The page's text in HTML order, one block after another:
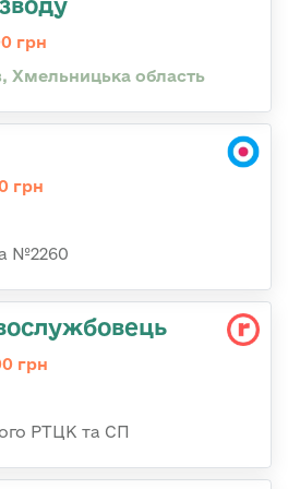
грн
Хмельницька область
грн
№2260
грн
РТЦК та СП